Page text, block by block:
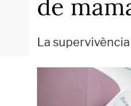
de
La